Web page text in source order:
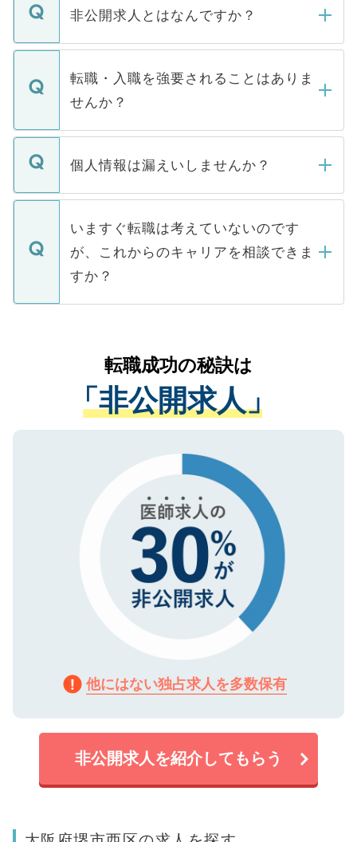
登録内容を確認し、その後メールもしくは
ます。通常、5営業日以内にはご連絡をせて
いただきますので、しばらくお待ちくださ
非公開求人とはなんですか？
マイナビDOCTORで取り扱っている求人の
うち約3割は、Webサイトからご覧いただ
けない「非公開求人」です。非公開求人は
下記の理由によって、一般には公開してい
ません。
■応募殺到を避けるため 人気のある医療機
関を公にしてしまうと、応募が殺到する場
に、医療機関が求める条件に合った人材の
みを人材紹介会社に依頼するケースが増え
ています。
転職・入職を強要されることはありま
せんか？
転職・入職を強要することは一切ありませ
ん。また、仮に応募先から内定をいただい
定を承諾する必要はありません。内定先へ
の辞退の連絡はキャリアパートナーが行い
個人情報は漏えいしませんか？
個人情報が漏えいすることはありませんの
で、ご安心ください。当サイトからの登録
などで収集したご登録者様の個人情報は、
ご本人のキャリアアップおよび転職活動の
支援を目的に使用いたします。お預かりし
ているすべての個人データはご本人の許可
は、個人情報の取り扱いについての厳密な
管理基準を満たした事業者のみに付与され
る、プライバシーマークを取得済みです。
で、機密保持に関してもご安心ください。
いますぐ転職は考えていないのです
が、これからのキャリアを相談できま
すか？
かがいして、現在の医療機関の状況や紹介
経験をまじえながら、適切なアドバイスを
させていただきます。すぐにご転職をされ
ない方には、長期的なサポートが可能です
ので、まずはご登録ください。
転職成功の秘訣は
「非公開求人」
他にはない独占求人を多数保有
非公開求人を紹介してもらう